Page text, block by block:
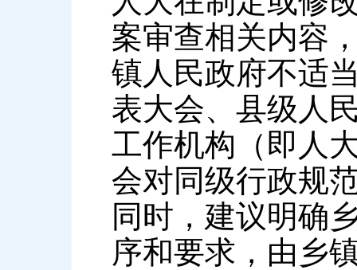
案审查相关内容
镇人民政府不适
表大会、县级人
工作机构（即人
会对同级行政规
同时，建议明确
序和要求，由乡